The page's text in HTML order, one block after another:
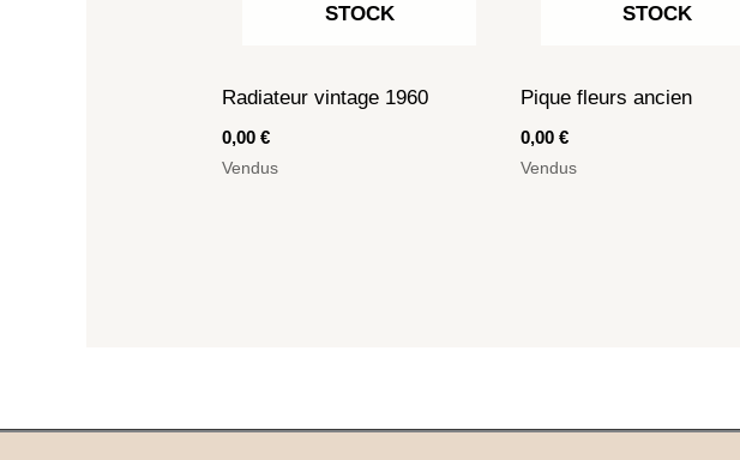
STOCK
Radiateur vintage 1960
0,00€
Vendus
STOCK
Pique fleurs ancien
0,00 €
Vendus